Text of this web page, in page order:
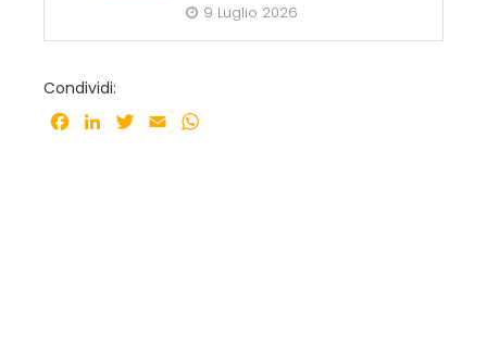
9 Luglio 2026
Condividi:
Facebook
LinkedInTwitter
Email